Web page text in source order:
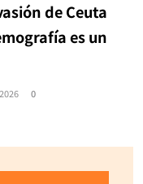
de Ceuta
es un
0